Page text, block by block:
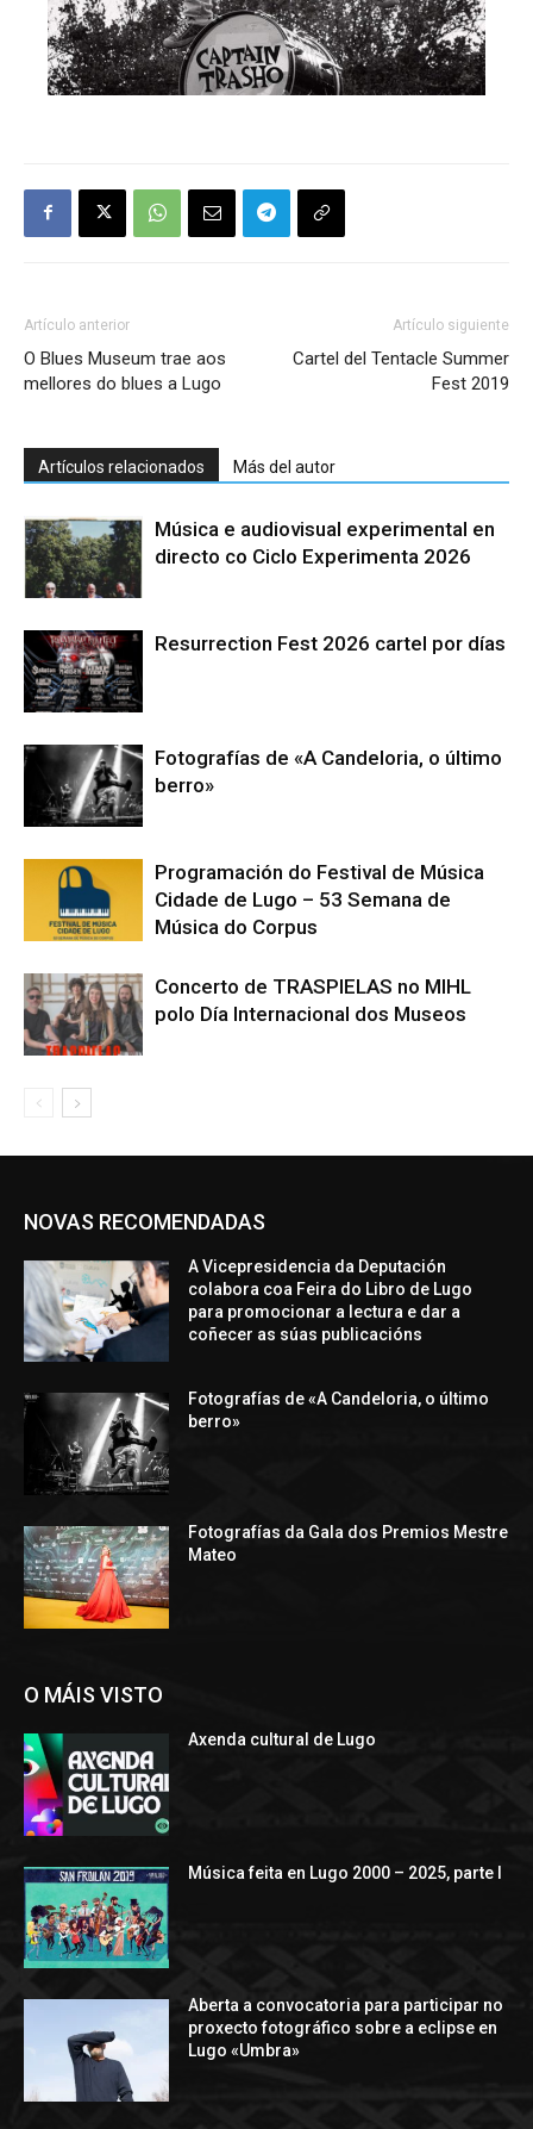
Artículo anterior
O Blues Museum trae aos
mellores do blues a Lugo
Artículo siguiente
Cartel del Tentacle Summer
Fest 2019
Artículos relacionados Más del autor
Música e audiovisual experimental en
directo co Ciclo Experimenta 2026
Resurrection Fest 2026 cartel por días
Fotografías de «A Candeloria, o último
berro»
Programación do Festival de Música
Cidade de Lugo – 53 Semana de
Música do Corpus
Concerto de TRASPIELAS no MIHL
polo Día Internacional dos Museos
NOVAS RECOMENDADAS
A Vicepresidencia da Deputación
colabora coa Feira do Libro de Lugo
para promocionar a lectura e dar a
coñecer as súas publicacións
Fotografías de «A Candeloria, o último
berro»
Fotografías da Gala dos Premios Mestre
Mateo
O MÁIS VISTO
Axenda cultural de Lugo
Música feita en Lugo 2000 – 2025, parte I
Aberta a convocatoria para participar no
proxecto fotográfico sobre a eclipse en
Lugo «Umbra»